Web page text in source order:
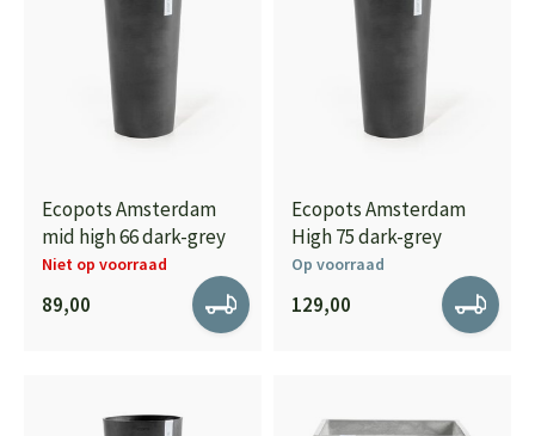
Ecopots Amsterdam
mid high 66 dark-grey
Niet op voorraad
89,00
Ecopots Amsterdam
High 75 dark-grey
Op voorraad
129,00